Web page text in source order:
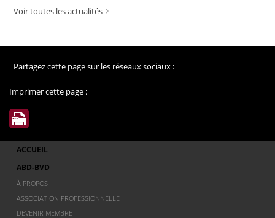
Voir toutes les actualités
Partagez cette page sur les réseaux sociaux :
Imprimer cette page :
ACCUEIL
ABD-BVD
À PROPOS
ASSOCIATION PROFESSIONNELLE
DEVENIR MEMBRE